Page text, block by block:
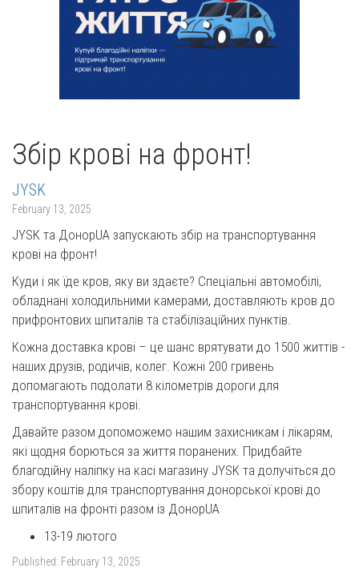
Збір крові на фронт!
JYSK
February 13, 2025
JYSK та ДонорUA запускають збір на транспортування
крові на фронт!
Куди і як їде кров, яку ви здаєте? Спеціальні автомобілі,
обладнані холодильними камерами, доставляють кров до
прифронтових шпиталів та стабілізаційних пунктів.
Кожна доставка крові – це шанс врятувати до 1500 життів -
наших друзів, родичів, колег. Кожні 200 гривень
допомагають подолати 8 кілометрів дороги для
транспортування крові.
Давайте разом допоможемо нашим захисникам і лікарям,
які щодня борються за життя поранених. Придбайте
благодійну наліпку на касі магазину JYSK та долучіться до
збору коштів для транспортування донорської крові до
шпиталів на фронті разом із ДонорUA
13-19 лютого
Published: February 13, 2025